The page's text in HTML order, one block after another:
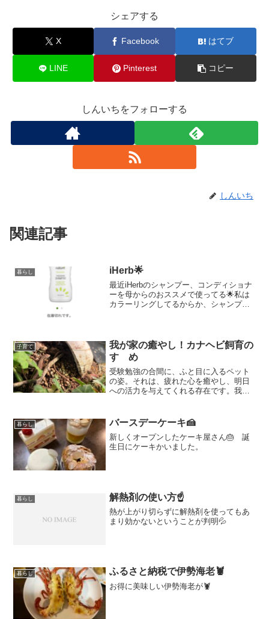
シェアする
X Facebook はてブ
LINE Pinterest コピー
しんいちをフォローする
しんいち
関連記事
暮らし iHerb🌟
最近iHerbのシャンプー、コンディショナ
ーを母からのおススメで使ってる🌟私は
カラーリングしてるからか、シャンプー
いことを考えると...
子育て
我が家の癒やし！カナヘビ飼育の
すゝめ
受験勉強の合間に、ふと目に入るペット
の姿。それは、疲れた心を癒やし、明日
への活力を与えてくれる存在です。我が
いるだけで心が和みます。カナヘビの飼
育は、生き物の大切さを学...
暮らし バースデーケーキ🍰
新しくオープンしたケーキ屋さん🎂 誕
生日にケーキかいました。
暮らし 解熱剤の使い方☝️
熱が上がり切らずに解熱剤を使ってもあ
まり効かないということが判明💦
暮らし ふるさと納税で伊勢海老🦞
お得に美味しい伊勢海老が🦞